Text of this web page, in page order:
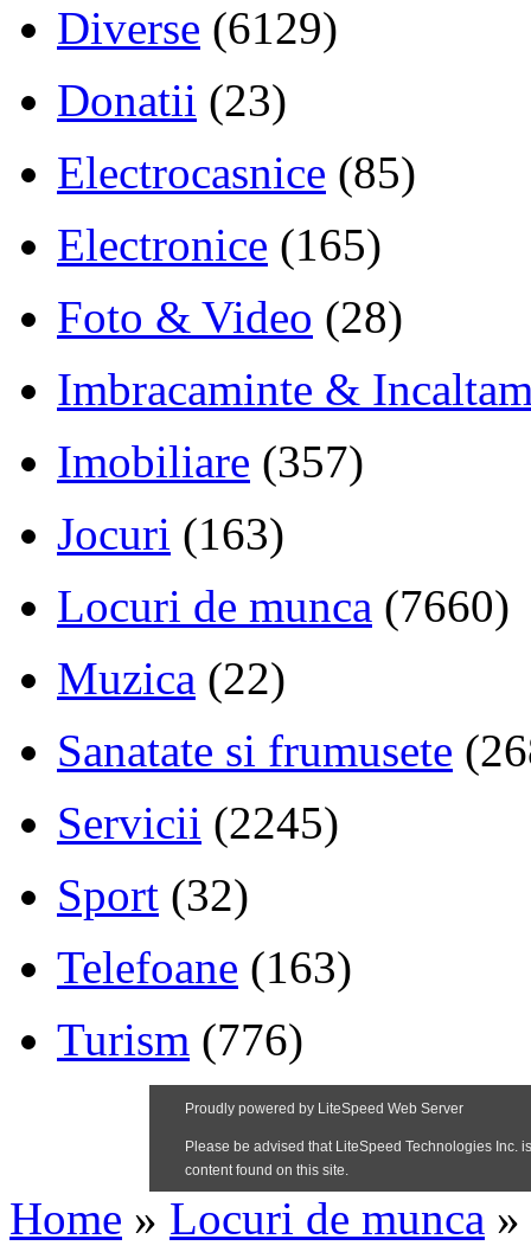
Diverse (6129)
Donatii (23)
Electrocasnice (85)
Electronice (165)
Foto & Video (28)
Imbracaminte &
Imobiliare (357)
Jocuri (163)
Locuri de munca (7660)
Muzica (22)
Sanatate si frumusete
Servicii (2245)
Sport (32)
Telefoane (163)
Turism (776)
Home » Locuri de munca »